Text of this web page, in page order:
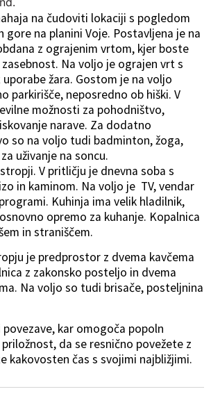
na čudoviti lokaciji s pogledom
gore na planini Voje. Postavljena je na
z ograjenim vrtom, kjer boste
Na voljo je ograjen vrt s
žara. Gostom je na voljo
parkirišče, neposredno ob hiški. V
možnosti za pohodništvo,
narave. Za dodatno
so na voljo tudi badminton, žoga,
uživanje na soncu.
V pritličju je dnevna soba s
in kaminom. Na voljo je TV, vendar
Kuhinja ima velik hladilnik,
opremo za kuhanje. Kopalnica
in straniščem.
je predprostor z dvema kavčema
z zakonsko posteljo in dvema
Na voljo so tudi brisače, posteljnina
povezave, kar omogoča popoln
da se resnično povežete z
kakovosten čas s svojimi najbližjimi.